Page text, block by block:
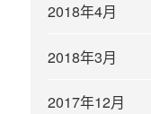
2018年4月
2018年3月
2017年12月